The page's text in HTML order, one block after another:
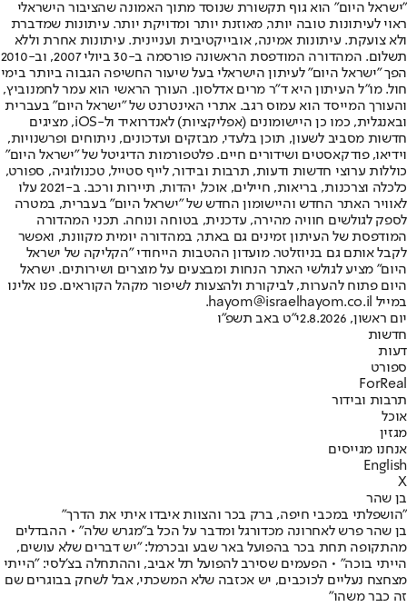
"ישראל היום" הוא גוף תקשורת שנוסד מתוך האמונה שהציבור הישראלי
ראוי לעיתונות טובה יותר, מאוזנת יותר ומדויקת יותר. עיתונות שמדברת
ולא צועקת. עיתונות אמינה, אובייקטיבית ועניינית. עיתונות אחרת וללא
תשלום. המהדורה המודפסת הראשונה פורסמה ב-30 ביולי 2007, וב-2010
הפך "ישראל היום" לעיתון הישראלי בעל שיעור החשיפה הגבוה ביותר בימי
חול. מו"ל העיתון היא ד"ר מרים אדלסון. העורך הראשי הוא עמר לחמנוביץ,
והעורך המייסד הוא עמוס רגב. אתרי האינטרנט של "ישראל היום" בעברית
ובאנגלית, כמו כן היישומונים (אפליקציות) לאנדרואיד ול-iOS, מציגים
חדשות מסביב לשעון, תוכן בלעדי, מבזקים ועדכונים, ניתוחים ופרשנויות,
וידיאו, פודקאסטים ושידורים חיים. פלטפורמות הדיגיטל של "ישראל היום"
כוללות ערוצי חדשות ודעות, תרבות ובידור, לייף סטייל, טכנולוגיה, ספורט,
כלכלה וצרכנות, בריאות, חיילים, אוכל, יהדות, תיירות ורכב. ב-2021 עלו
לאוויר האתר החדש והיישומון החדש של "ישראל היום" בעברית, במטרה
לספק לגולשים חוויה מהירה, עדכנית, בטוחה ונוחה. תכני המהדורה
המודפסת של העיתון זמינים גם באתר, במהדורה יומית מקוונת, ואפשר
לקבל אותם גם בניוזלטר. מועדון ההטבות הייחודי "הקליקה של ישראל
היום" מציע לגולשי האתר הנחות ומבצעים על מוצרים ושירותים. ישראל
היום פתוח להערות, לביקורת ולהצעות לשיפור מקהל הקוראים. פנו אלינו
במייל hayom@israelhayom.co.il.
יום ראשון, 2.8.2026
י"ט באב תשפ"ו
חדשות
דעות
ספורט
ForReal
תרבות ובידור
אוכל
מגזין
אנחנו מגייסים
English
X
בן שהר
"הושפלתי במכבי חיפה, ברק בכר והצוות איבדו איתי את הדרך"
בן שהר פרש לאחרונה מכדורגל ומדבר על הכל ב"מגרש שלה" • ההבדלים
מהתקופה תחת בכר בהפועל באר שבע ובכרמל: "יש דברים שלא עושים,
הייתי בוכה" • הפעמים שסירב להפועל תל אביב, וההתחלה בצ'לסי: "הייתי
מצחצח נעליים לכוכבים, יש אכזבה שלא המשכתי, אבל לשחק בבוגרים שם
זה כבר משהו"